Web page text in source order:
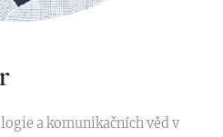
a komunikačních věd v